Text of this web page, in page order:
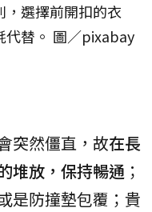
，選擇前開扣的衣
代替。 圖／pixabay
突然僵直，故在長
堆放，保持暢通 ；
是防撞墊包覆；貴